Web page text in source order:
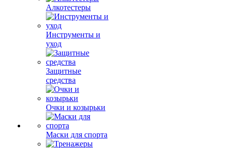
Алкотестеры
Инструменты и
уход
Защитные
средства
Очки и козырьки
Маски для спорта